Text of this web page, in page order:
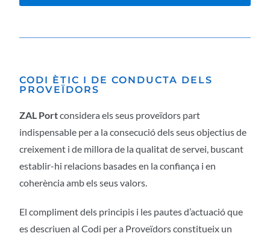
CODI ÈTIC I DE CONDUCTA DELS
PROVEÏDORS
ZAL Portconsidera els seus proveïdors part
indispensable per a la consecució dels seus objectius de
creixement i de millora de la qualitat de servei, buscant
establir-hi relacions basades en la confiança i en
coherència amb els seus valors.
El compliment dels principis i les pautes d’actuació que
es descriuen al Codi per a Proveïdors constitueix un